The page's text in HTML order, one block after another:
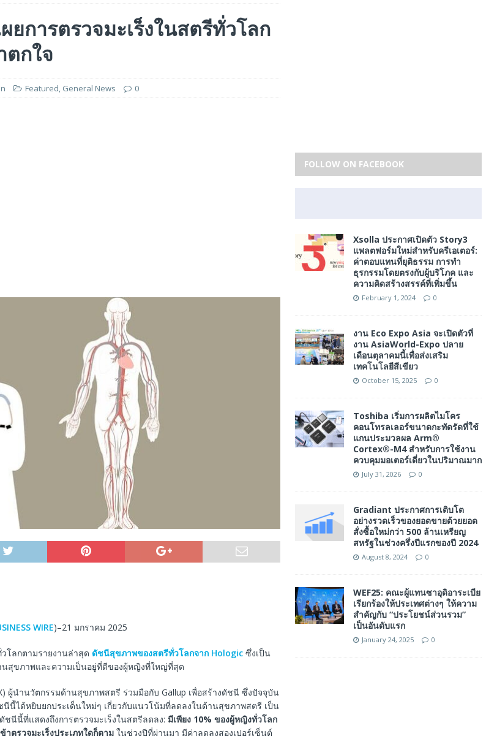
2.1 พันล้านดอลลาร์สหรัฐ เพื่อขยายโครงสร้างพื้นฐานระดับ
ปีงบประมาณ 2027 ที่ทำสถิติสูงสุด โดยมีกำไรพุ่งขึ้น 205% และ
ายได้ที่พุ่งสูงขึ้นถึง 21.9 พันล้านเดอร์แฮม และกำไรสุทธิ 7.7
ยการตรวจมะเร็งในสตรีทั่วโลก
ตกใจ
Featured, General News 0
WIRE)–21 มกราคม 2025
โลกตามรายงานล่าสุด ดัชนีสุขภาพของสตรีทั่วโลกจาก Hologicซึ่งเป็น
สุขภาพและความเป็นอยู่ที่ดีของผู้หญิงที่ใหญ่ที่สุด
ผู้นำนวัตกรรมด้านสุขภาพสตรี ร่วมมือกับ Gallup เพื่อสร้างดัชนี ซึ่งปัจจุบัน
นี้ได้หยิบยกประเด็นใหม่ๆ เกี่ยวกับแนวโน้มที่ลดลงในด้านสุขภาพสตรี เป็น
นีนี้ที่แสดงถึงการตรวจมะเร็งในสตรีลดลง: มีเพียง 10% ของผู้หญิงทั่วโลก
าตรวจมะเร็งประเภทใดก็ตามในช่วงปีที่ผ่านมา มีค่าลดลงสองเปอร์เซ็นต์
FOLLOW ON FACEBOOK
Xsolla ประกาศเปิดตัว Story3
แพลตฟอร์มใหม่สําหรับครีเอเตอร์:
ค่าตอบแทนที่ยุติธรรม การทำ
ธุรกรรมโดยตรงกับผู้บริโภค และ
ความคิดสร้างสรรค์ที่เพิ่มขึ้น
February 1, 2024 0
งาน Eco Expo Asia จะเปิดตัวที่
งาน AsiaWorld-Expo ปลาย
เดือนตุลาคมนี้เพื่อส่งเสริม
เทคโนโลยีสีเขียว
October 15, 2025 0
Toshiba เริ่มการผลิตไมโคร
คอนโทรลเลอร์ขนาดกะทัดรัดที่ใช้
แกนประมวลผล Arm®
Cortex®-M4 สำหรับการใช้งาน
ควบคุมมอเตอร์เดี่ยวในปริมาณมาก
July 31, 2026 0
Gradiant ประกาศการเติบโต
อย่างรวดเร็วของยอดขายด้วยยอด
สั่งซื้อใหม่กว่า 500 ล้านเหรียญ
สหรัฐในช่วงครึ่งปีแรกของปี 2024
August 8, 2024 0
WEF25: คณะผู้แทนซาอุดิอาระเบีย
เรียกร้องให้ประเทศต่างๆ ให้ความ
สำคัญกับ “ประโยชน์ส่วนรวม”
เป็นอันดับแรก
January 24, 2025 0